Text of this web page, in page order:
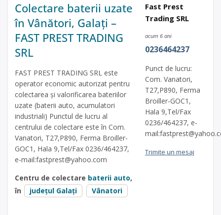
Colectare baterii uzate
în Vânători, Galați –
FAST PREST TRADING
SRL
FAST PREST TRADING SRL este
operator economic autorizat pentru
colectarea și valorificarea bateriilor
uzate (baterii auto, acumulatori
industriali) Punctul de lucru al
centrului de colectare este în Com.
Vanatori, T27,P890, Ferma Broiller-
GOC1, Hala 9,Tel/Fax 0236/464237,
e-mail:fastprest@yahoo.com
Centru de colectare baterii auto,
în
județul Galați Vânatori
Fast Prest
Trading SRL
acum 6 ani
0236464237
Punct de lucru:
Com. Vanatori,
T27,P890, Ferma
Broiller-GOC1,
Hala 9,Tel/Fax
0236/464237, e-
mail:
Trimite un mesaj